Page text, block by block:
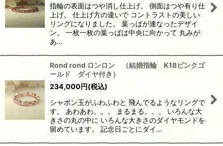
指輪の表面はつや消し仕上げ。 側面はつや有り仕
上げ。 仕上げ方の違いで コントラストの美しい
リングになりました。 葉っぱが連なったデザイ
ン。 一枚一枚の葉っぱは中央に向かって 丸みが
あ…
Rond rond ロンロン （結婚指輪 K18ピンクゴ
ールド ダイヤ付き）
234,000円(税込)
シャボン玉がふわふわと 飛んでるようなリングで
す。 あわあわ。。。 まるまる。。。 いろんな大
きさの丸の中に いろんな大きさのダイヤモンドを
留めています。 記念日ごとにダイ…